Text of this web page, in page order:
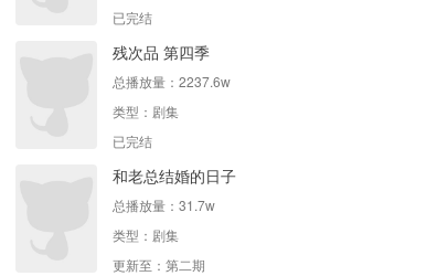
已完结
残次品 第四季
总播放量： 2237.6w
类型： 剧集
已完结
和老总结婚的日子
总播放量： 31.7w
类型： 剧集
更新至：第二期